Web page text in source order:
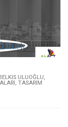
ULUOĞLU,
, TASARIM